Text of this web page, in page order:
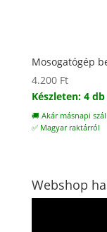
Mosogatógép
4.200 Ft
Készleten: 4 db
🚚 Akár másnapi
✅ Magyar raktárról
Webshop